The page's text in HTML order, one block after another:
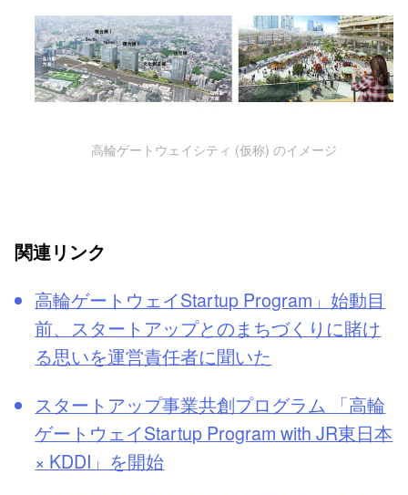
高輪ゲートウェイシティ (仮称) のイメージ
関連リンク
高輪ゲートウェイStartup Program」始動目
前、スタートアップとのまちづくりに賭け
る思いを運営責任者に聞いた
スタートアップ事業共創プログラム 「高輪
ゲートウェイStartup Program with JR東日本
× KDDI」を開始